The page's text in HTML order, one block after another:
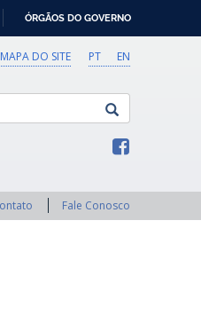
ÓRGÃOS DO GOVERNO
PT EN
MAPA DO SITE
Fale Conosco